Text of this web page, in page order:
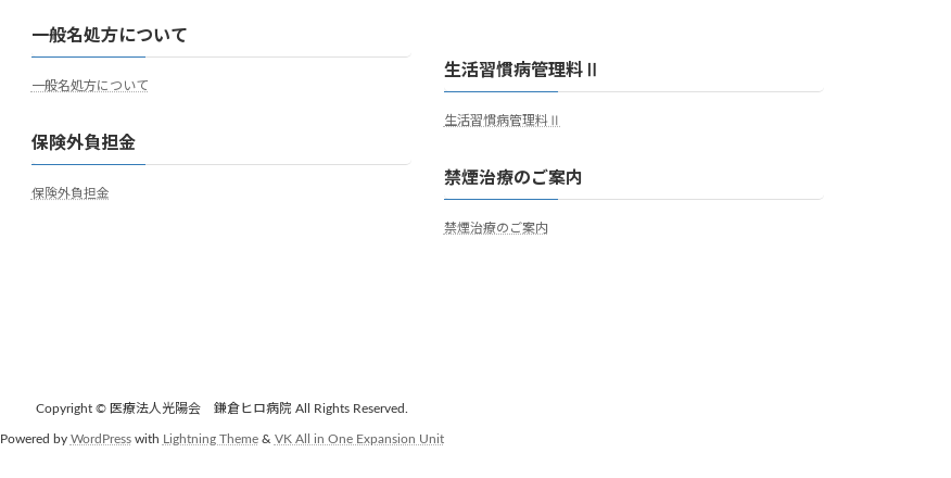
一般名処方について
一般名処方について
保険外負担金
保険外負担金
生活習慣病管理料Ⅱ
生活習慣病管理料Ⅱ
禁煙治療のご案内
禁煙治療のご案内
Copyright © 医療法人光陽会 鎌倉ヒロ病院 All Rights Reserved.
Powered by WordPresswith Lightning Theme& VK All in One Expansion Unit